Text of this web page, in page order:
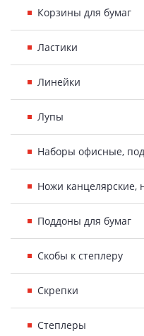
Корзины для бумаг
Ластики
Линейки
Лупы
Наборы офисные,
Ножи канцелярские,
Поддоны для бумаг
Скобы к степлеру
Скрепки
Степлеры